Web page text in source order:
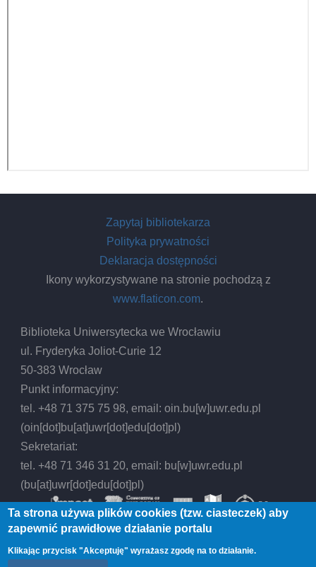
Zapytaj bibliotekarza
Polityka prywatności
Deklaracja dostępności
Ikony wykorzystywane na stronie pochodzą z
www.flaticon.com.
Biblioteka Uniwersytecka we Wrocławiu
ul. Fryderyka Joliot-Curie 12
50-383 Wrocław
Punkt informacyjny:
tel. +48 71 375 75 98, email:oin.bu[w]uwr.edu.pl
(oin[dot]bu[at]uwr[dot]edu[dot]pl)
Sekretariat:
tel. +48 71 346 31 20, email: bu[w]uwr.edu.pl
(bu[at]uwr[dot]edu[dot]pl)
© 2026 Biblioteka Uniwersytecka we Wrocławiu,
Ta strona używa plików cookies (tzw. ciasteczek) aby
zapewnić prawidłowe działanie portalu
Klikając przycisk "Akceptuję" wyrażasz zgodę na to działanie.